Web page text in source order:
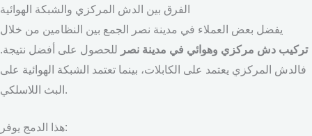
الفرق بين الدش المركزي والشبكة الهوائية
يفضل بعض العملاء في مدينة نصر الجمع بين النظامين من خلال
تركيب دش مركزي وهوائي في مدينة نصر للحصول على أفضل نتيجة.
فالدش المركزي يعتمد على الكابلات، بينما تعتمد الشبكة الهوائية على
البث اللاسلكي.
هذا الدمج يوفر: